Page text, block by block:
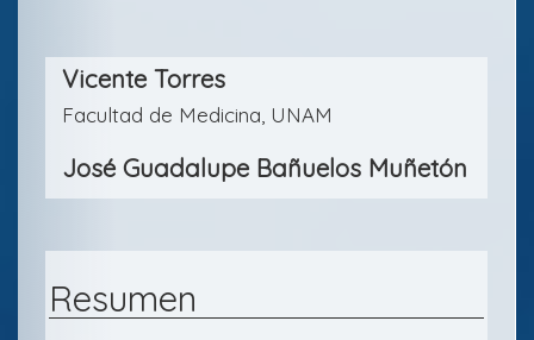
Contenido
principal
artículo
Vicente Torres
Facultad de Medicina, UNAM
José Guadalupe Bañuelos Muñetón
Resumen